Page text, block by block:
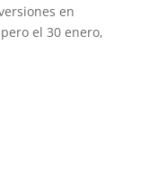
en
el 30 enero,